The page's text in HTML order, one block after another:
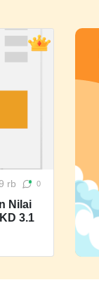
rb 0
Nilai
3.1